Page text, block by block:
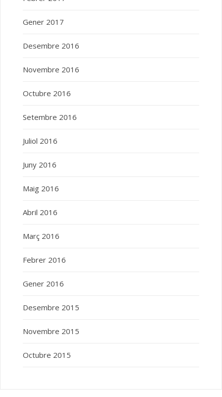
Gener 2017
Desembre 2016
Novembre 2016
Octubre 2016
Setembre 2016
Juliol 2016
Juny 2016
Maig 2016
Abril 2016
Març 2016
Febrer 2016
Gener 2016
Desembre 2015
Novembre 2015
Octubre 2015